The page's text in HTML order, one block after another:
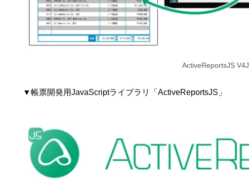
ActiveReportsJS V4J
▼帳票開発用JavaScriptライブラリ「ActiveReportsJS」